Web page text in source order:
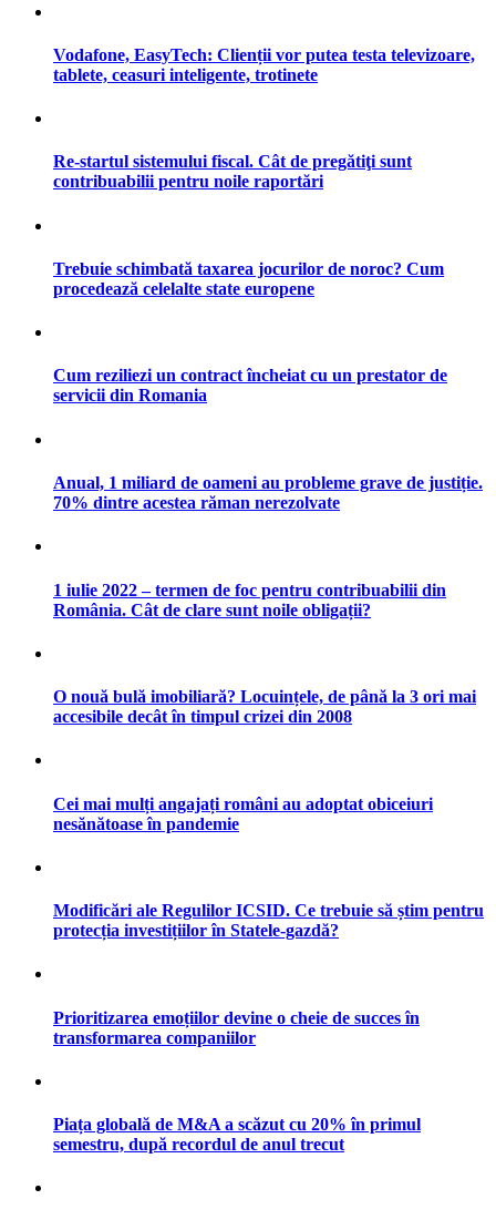
Vodafone, EasyTech: Clienții vor putea testa televizoare,
tablete, ceasuri inteligente, trotinete
Re-startul sistemului fiscal. Cât de pregătiţi sunt
contribuabilii pentru noile raportări
Trebuie schimbată taxarea jocurilor de noroc? Cum
procedează celelalte state europene
Cum reziliezi un contract încheiat cu un prestator de
servicii din Romania
Anual, 1 miliard de oameni au probleme grave de justiție.
70% dintre acestea răman nerezolvate
1 iulie 2022 – termen de foc pentru contribuabilii din
România. Cât de clare sunt noile obligații?
O nouă bulă imobiliară? Locuințele, de până la 3 ori mai
accesibile decât în timpul crizei din 2008
Cei mai mulți angajați români au adoptat obiceiuri
nesănătoase în pandemie
Modificări ale Regulilor ICSID. Ce trebuie să știm pentru
protecția investițiilor în Statele-gazdă?
Prioritizarea emoțiilor devine o cheie de succes în
transformarea companiilor
Piața globală de M&A a scăzut cu 20% în primul
semestru, după recordul de anul trecut